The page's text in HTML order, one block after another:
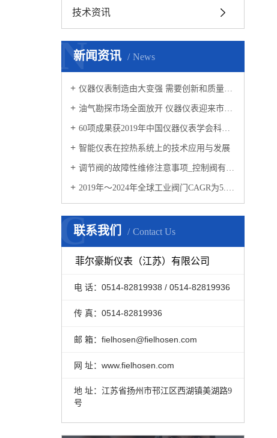
技术资讯
新闻资讯 News
N
仪器仪表制造由大变强 需要创新和质量“两把刷子”
油气勘探市场全面放开 仪器仪表迎来市场新需求
60项成果获2019年中国仪器仪表学会科技奖
智能仪表在控热系统上的技术应用与发展
调节阀的故障性维修注意事项_控制阀有哪些用途
2019年～2024年全球工业阀门CAGR为5.33%
联系我们 Contact Us
C
菲尔豪斯仪表（江苏）有限公司
电 话： 0514-82819938 / 0514-82819936
传 真：0514-82819936
邮 箱： fielhosen@fielhosen.com
网 址：www.fielhosen.com
地 址：江苏省扬州市邗江区西湖镇美湖路9
号